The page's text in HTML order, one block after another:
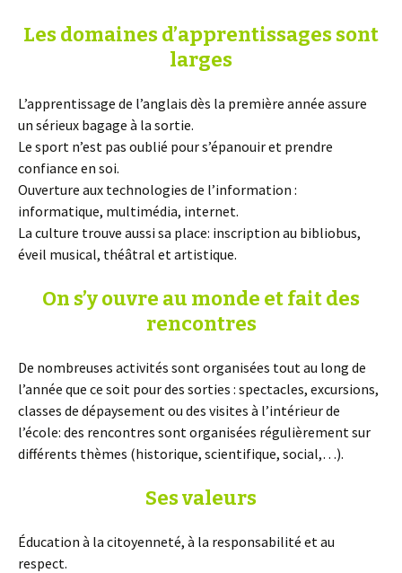
Les domaines d’apprentissages sont
larges
L’apprentissage de l’anglais dès la première année assure
un sérieux bagage à la sortie.
Le sport n’est pas oublié pour s’épanouir et prendre
confiance en soi.
Ouverture aux technologies de l’information :
informatique, multimédia, internet.
La culture trouve aussi sa place: inscription au bibliobus,
éveil musical, théâtral et artistique.
On s’y ouvre au monde et fait des
rencontres
De nombreuses activités sont organisées tout au long de
l’année que ce soit pour des sorties : spectacles, excursions,
classes de dépaysement ou des visites à l’intérieur de
l’école: des rencontres sont organisées régulièrement sur
différents thèmes (historique, scientifique, social,…).
Ses valeurs
Éducation à la citoyenneté, à la responsabilité et au
respect.